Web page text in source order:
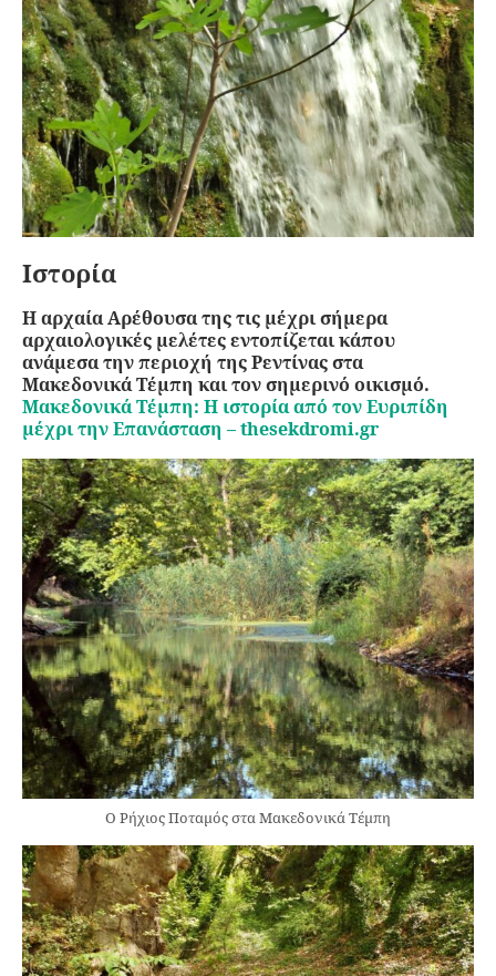
Ιστορία
Η αρχαία Αρέθουσα της τις μέχρι σήμερα
αρχαιολογικές μελέτες εντοπίζεται κάπου
ανάμεσα την περιοχή της Ρεντίνας στα
Μακεδονικά Τέμπη και τον σημερινό οικισμό.
Μακεδονικά Τέμπη: Η ιστορία από τον Ευριπίδη
μέχρι την Επανάσταση – thesekdromi.gr
Ο Ρήχιος Ποταμός στα Μακεδονικά Τέμπη